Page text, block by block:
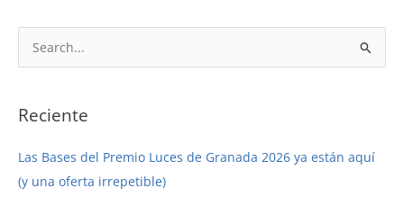
u
c
r
p
Reciente
Las Bases del Premio Luces de Granada 2026 ya están aquí
(y una oferta irrepetible)